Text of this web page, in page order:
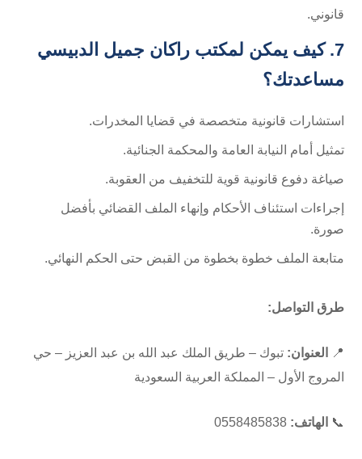
قانوني.
7. كيف يمكن لمكتب راكان جميل الدبيسي
مساعدتك؟
استشارات قانونية متخصصة في قضايا المخدرات.
تمثيل أمام النيابة العامة والمحكمة الجنائية.
صياغة دفوع قانونية قوية للتخفيف من العقوبة.
إجراءات استئناف الأحكام وإنهاء الملف القضائي بأفضل
صورة.
متابعة الملف خطوة بخطوة من القبض حتى الحكم النهائي.
طرق التواصل:
📍 العنوان: تبوك – طريق الملك عبد الله بن عبد العزيز – حي
المروج الأول – المملكة العربية السعودية
📞 الهاتف: 0558485838